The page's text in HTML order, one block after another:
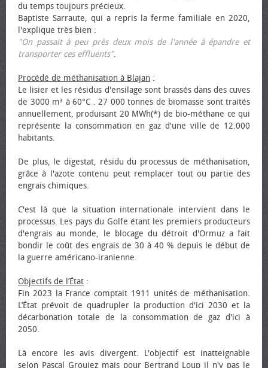
du temps toujours précieux.
Baptiste Sarraute, qui a repris la ferme familiale en 2020,
l'explique très bien :
"On passait à peu près deux mois de l'année à épandre et
transporter ces effluents".
Procédé de méthanisation à Blajan :
Le lisier et les résidus d'ensilage sont brassés dans des cuves
de 3000 m³ à 60°C . 27 000 tonnes de biomasse sont traités
annuellement, produisant 20 MWh(*) de bio-méthane ce qui
représente la consommation en gaz d'une ville de 12.000
habitants.
De plus, le digestat, résidu du processus de méthanisation,
grâce à l'azote contenu peut remplacer tout ou partie des
engrais chimiques.
C'est là que la situation internationale intervient dans le
processus. Les pays du Golfe étant les premiers producteurs
d'engrais au monde, le blocage du détroit d'Ormuz a fait
bondir le coût des engrais de 30 à 40 % depuis le début de
la guerre américano-iranienne.
Objectifs de l’État :
Fin 2023 la France comptait 1911 unités de méthanisation.
L’État prévoit de quadrupler la production d'ici 2030 et la
décarbonation totale de la consommation de gaz d'ici à
2050.
Là encore les avis divergent. L'objectif est inatteignable
selon Pascal Grouiez mais pour Bertrand Loup il n'y pas le